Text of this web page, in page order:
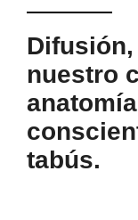
nuestro
tabús.